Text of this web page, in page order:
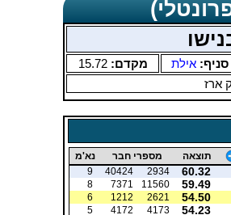
סניף:אילת מקדם:15.72
ארז
תוצאה מספרי חבר נא'מ
60.32
2934
40424
9
59.49
11560
7371
8
54.50
2621
1212
6
54.23
4173
4172
5